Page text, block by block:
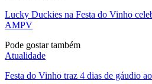
Lucky Duckies na Festa do Vinho
AMPV
Pode gostar também
Atualidade
Festa do Vinho traz 4 dias de gáudio